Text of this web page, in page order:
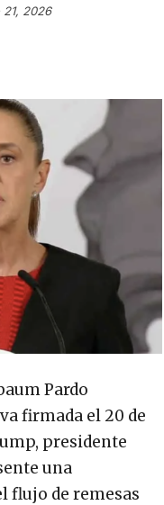
21, 2026
Pardo
firmada el 20 de
presidente
una
flujo de remesas